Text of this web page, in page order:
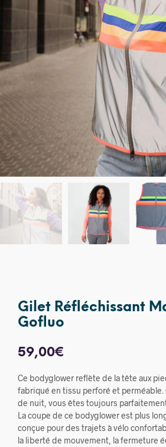
Gilet Réfléchissant
Gofluo
59,00€
Ce bodyglower reflète de la tête aux
fabriqué en tissu perforé et perméable.
de nuit, vous êtes toujours
La coupe de ce bodyglower est plus
conçue pour des trajets à vélo
la liberté de mouvement, la fermeture